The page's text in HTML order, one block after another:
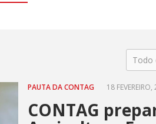
Todo
PAUTA DA CONTAG 18
CONTAG